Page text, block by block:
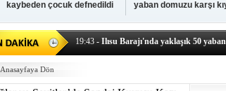
kaybeden çocuk defnedildi
yaban domuzu karşı
- OKUMAK İÇİN TIKLAYIN
19:43 - Ilısu Barajı'nda yaklaşık 50
19:42- Hacıoğlu: UMKE ekipleri bilgi,
19:08- HÜDA PAR Şırnak il başkanı
Anasayfaya Dön